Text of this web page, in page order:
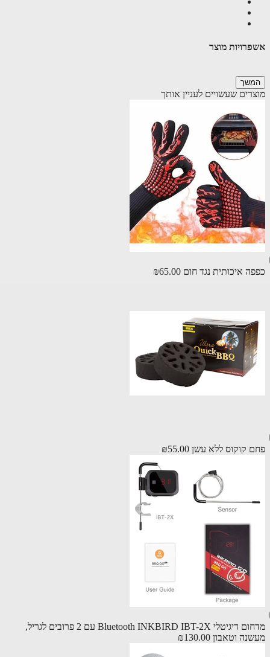
מוצר
שעשויים לעניין אותך
איכותית נגד חום ₪65.00
קוקוס ללא עשן ₪55.00
מדחום דיגיטלי Bluetooth INKBIRD IBT-2X עם 2 פרובים לגריל,
וטאבון ₪130.00